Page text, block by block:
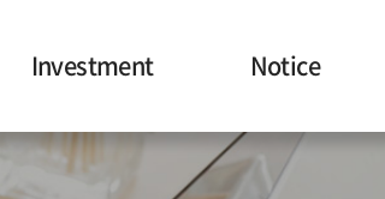
Investment Notice